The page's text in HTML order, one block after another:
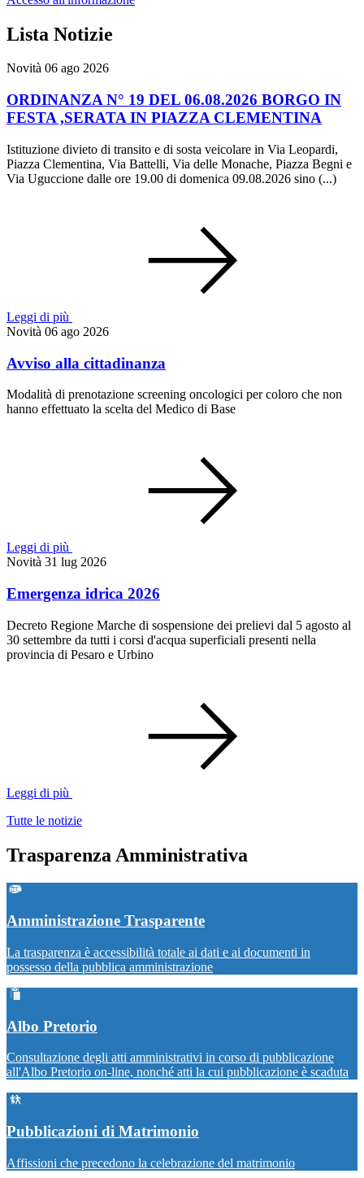
Lista Notizie
Novità 06 ago 2026
ORDINANZA N° 19 DEL 06.08.2026 BORGO IN
FESTA ,SERATA IN PIAZZA CLEMENTINA
Istituzione divieto di transito e di sosta veicolare in Via Leopardi,
Piazza Clementina, Via Battelli, Via delle Monache, Piazza Begni e
Via Uguccione dalle ore 19.00 di domenica 09.08.2026 sino (...)
Leggi di più
Novità 06 ago 2026
Avviso alla cittadinanza
Modalità di prenotazione screening oncologici per coloro che non
hanno effettuato la scelta del Medico di Base
Leggi di più
Novità 31 lug 2026
Emergenza idrica 2026
Decreto Regione Marche di sospensione dei prelievi dal 5 agosto al
30 settembre da tutti i corsi d'acqua superficiali presenti nella
provincia di Pesaro e Urbino
Leggi di più
Tutte le notizie
Trasparenza Amministrativa
Amministrazione Trasparente
La trasparenza è accessibilità totale ai dati e ai documenti in
possesso della pubblica amministrazione
Albo Pretorio
Consultazione degli atti amministrativi in corso di pubblicazione
all'Albo Pretorio on-line, nonché atti la cui pubblicazione è scaduta
Pubblicazioni di Matrimonio
Affissioni che precedono la celebrazione del matrimonio